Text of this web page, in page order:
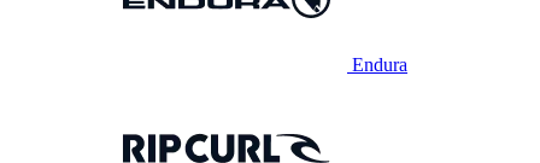
Endura